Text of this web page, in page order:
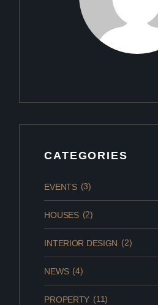
CATEGORIES
EVENTS (3)
HOUSES (2)
INTERIOR DESIGN (2)
NEWS (4)
PROPERTY (11)